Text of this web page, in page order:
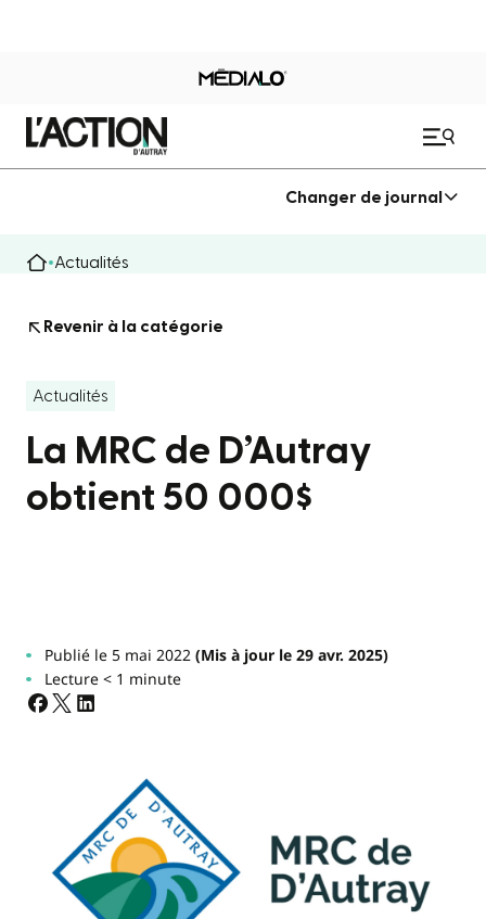
Changer de journal
Actualités
Revenir à la catégorie
Actualités
La MRC de D’Autray
obtient 50 000$
Publié le 5 mai 2022(Mis à jour le 29 avr. 2025)
Lecture < 1 minute